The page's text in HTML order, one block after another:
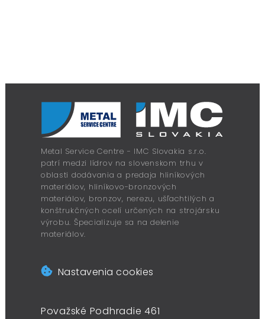
Metal Service Centre - IMC Slovakia s.r.o.
patrí medzi lídrov na slovenskom trhu v
oblasti dodávania a predaja hliníkových
materiálov, hliníkovo-bronzových
materiálov, bronzov, nerezu, ušľachtilých a
konštrukčných ocelí určených na strojársku
výrobu. Špecializuje sa na delenie
materiálov.
Nastavenia cookies
Považské Podhradie 461